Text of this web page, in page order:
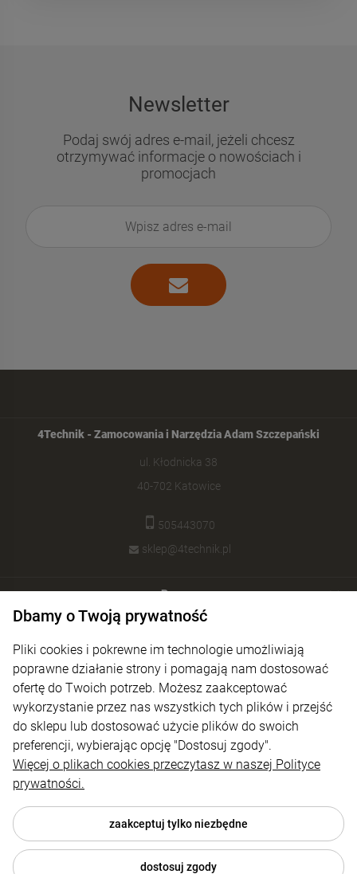
Newsletter
Podaj swój adres e-mail, jeżeli chcesz
otrzymywać informacje o nowościach i
promocjach
4Technik - Zamocowania i Narzędzia Adam Szczepański
ul. Kłodnicka 38
40-702 Katowice
505443070
sklep@4technik.pl
Pomoc
Płatności i dostawa
Informacje
O nas
Dbamy o Twoją prywatność
Pliki cookies i pokrewne im technologie umożliwiają
poprawne działanie strony i pomagają nam dostosować
ofertę do Twoich potrzeb. Możesz zaakceptować
wykorzystanie przez nas wszystkich tych plików i przejść
do sklepu lub dostosować użycie plików do swoich
preferencji, wybierając opcję "Dostosuj zgody".
Więcej o plikach cookies przeczytasz w naszej Polityce
prywatności.
zaakceptuj tylko niezbędne
dostosuj zgody